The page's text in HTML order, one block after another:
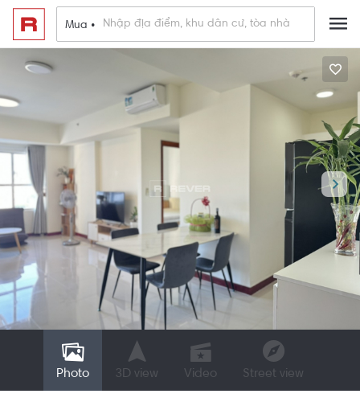
Mua •
Photo 3D view Video Street view